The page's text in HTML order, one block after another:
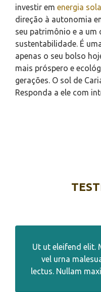
investir em energia
direção à autonomia
seu patrimônio e a um
sustentabilidade. É
apenas o seu bolso
mais próspero e
gerações. O sol de
Responda a ele com
Ut ut eleifend elit.
vel urna
lectus. Nullam